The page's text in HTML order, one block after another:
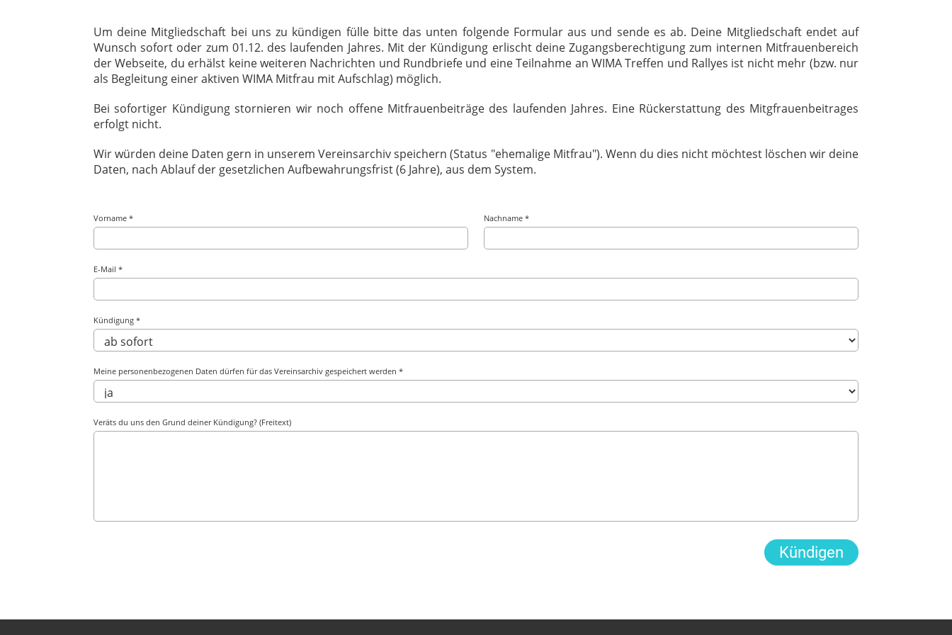
Um deine Mitgliedschaft bei uns zu kündigen fülle bitte das unten folgende Formular aus und sende es ab. Deine Mitgliedschaft endet auf
Wunsch sofort oder zum 01.12. des laufenden Jahres. Mit der Kündigung erlischt deine Zugangsberechtigung zum internen Mitfrauenbereich
der Webseite, du erhälst keine weiteren Nachrichten und Rundbriefe und eine Teilnahme an WIMA Treffen und Rallyes ist nicht mehr (bzw. nur
als Begleitung einer aktiven WIMA Mitfrau mit Aufschlag) möglich.
Bei sofortiger Kündigung stornieren wir noch offene Mitfrauenbeiträge des laufenden Jahres. Eine Rückerstattung des Mitgfrauenbeitrages
erfolgt nicht.
Wir würden deine Daten gern in unserem Vereinsarchiv speichern (Status "ehemalige Mitfrau"). Wenn du dies nicht möchtest löschen wir deine
Daten, nach Ablauf der gesetzlichen Aufbewahrungsfrist (6 Jahre), aus dem System.
Vorname * Nachname *
E-Mail *
Kündigung *
Meine personenbezogenen Daten dürfen für das Vereinsarchiv gespeichert werden *
Veräts du uns den Grund deiner Kündigung? (Freitext)